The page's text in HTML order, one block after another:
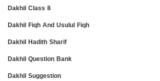
Dakhil Class 8
Dakhil Fiqh And Usulul Fiqh
Dakhil Hadith Sharif
Dakhil Question Bank
Dakhil Suggestion